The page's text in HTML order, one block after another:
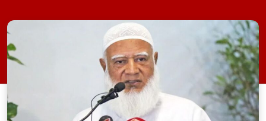
হবে, তারপর স্বচ্ছ উন্নয়নের পদক্ষেপ নিতে হবে।
রবিবার (১০ মে) ফেসবুকে দেওয়া এক স্ট্যাটাসে
তিনি এসব কথা বলেন। ফেসবুক স্ট্যাটাসে
জামায়াত আমির বলেন, অতি সম্প্রতি নওগাঁ
জেলায় […]